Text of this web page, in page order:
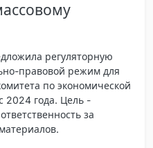
регуляторную
правовой режим для
по экономической
2024 года. Цель -
за